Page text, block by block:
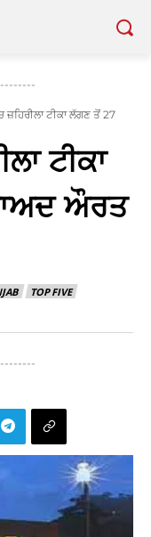
ਟੀਕਾ ਲੱਗਣ ਤੋਂ 27
ਟੀਕਾ
ਔਰਤ
TOP FIVE